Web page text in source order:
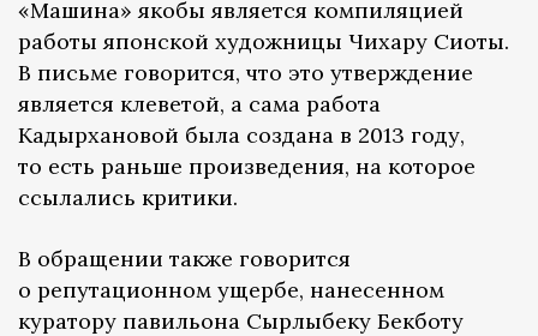
«Машина» якобы является компиляцией
работы японской художницы Чихару Сиоты.
В письме говорится, что это утверждение
является клеветой, а сама работа
Кадырхановой была создана в 2013 году,
то есть раньше произведения, на которое
ссылались критики.
В обращении также говорится
о репутационном ущербе, нанесенном
куратору павильона Сырлыбеку Бекботу